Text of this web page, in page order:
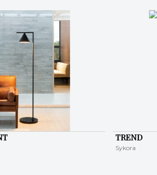
TREND
Sykora